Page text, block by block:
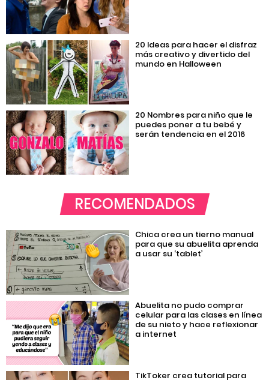
20 Ideas para hacer el disfraz
más creativo y divertido del
mundo en Halloween
20 Nombres para niño que le
puedes poner a tu bebé y
serán tendencia en el 2016
RECOMENDADOS
Chica crea un tierno manual
para que su abuelita aprenda
a usar su ‘tablet’
Abuelita no pudo comprar
celular para las clases en línea
de su nieto y hace reflexionar
a internet
TikToker crea tutorial para